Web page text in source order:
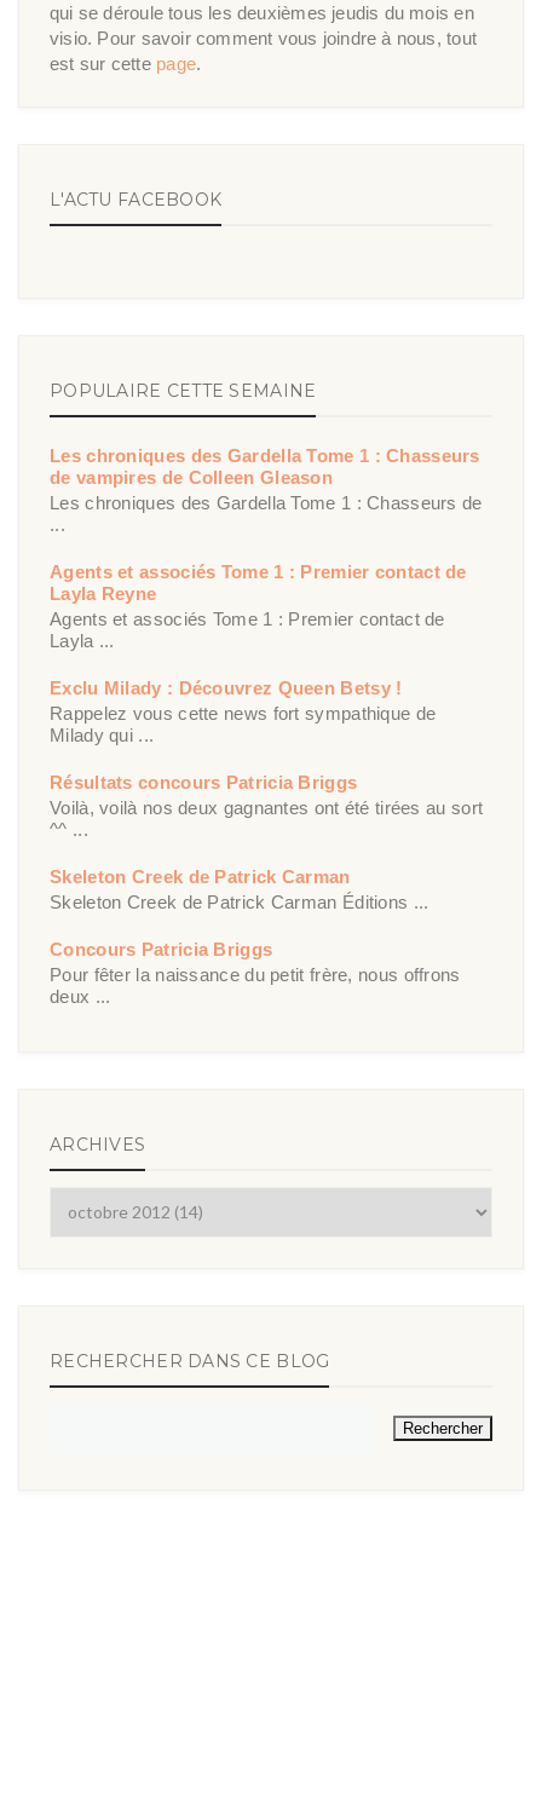
qui se déroule tous les deuxièmes jeudis du mois en
visio. Pour savoir comment vous joindre à nous, tout
est sur cette page.
L'ACTU FACEBOOK
POPULAIRE CETTE SEMAINE
Les chroniques des Gardella Tome 1 : Chasseurs
de vampires de Colleen Gleason
Les chroniques des Gardella Tome 1 : Chasseurs de
...
Agents et associés Tome 1 : Premier contact de
Layla Reyne
Agents et associés Tome 1 : Premier contact de
Layla ...
Exclu Milady : Découvrez Queen Betsy !
Rappelez vous cette news fort sympathique de
Milady qui ...
Résultats concours Patricia Briggs
Voilà, voilà nos deux gagnantes ont été tirées au sort
^^ ...
Skeleton Creek de Patrick Carman
Skeleton Creek de Patrick Carman Éditions ...
Concours Patricia Briggs
Pour fêter la naissance du petit frère, nous offrons
deux ...
ARCHIVES
RECHERCHER DANS CE BLOG